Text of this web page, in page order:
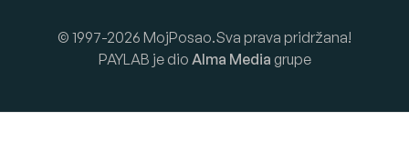
© 1997-2026 MojPosao.Sva prava pridržana!
PAYLAB je dio Alma Media grupe